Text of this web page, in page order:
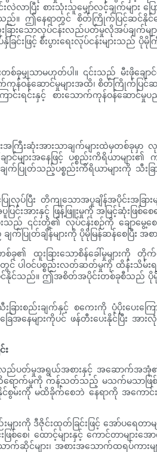
လဲလာပြီး စားသုံးသူမျှော်လင့်ချက်မျ
ဤနေရာတွင် စိတ်ကြိုက်ပြင်ဆင်နိုင်သ
ြားသောလုပ်ငန်းလည်ပတ်မှုလိုအပ်ချက်မ
းဖြင့် စီးပွားရေးလုပ်ငန်းများသည်
စ်ခုမျှသာမဟုတ်ပါ။ ၎င်းသည် မီးဖိုချေ
ဝန်ဆောင်မှုများအထိ၊ စိတ်ကြိုက်ပြင်
ောင်းရင်းနှင့် စားသောက်ကုန်ဝန်ဆော
ကြီးဆုံးအားသာချက်များထဲမှတစ်ခု
ောင်များအနေဖြင့် ပစ္စည်းကိရိယာ
တ်သည့်ပစ္စည်းကိရိယာများကို သီးခြာ
ပ်ပြီး တိကျသောအပူချိန်အပိုင်းအခြာ
အားနှင့် ဖြန့်ဖြူးမှုကို အမြင့်ဆုံးဖြစ်စ
ည် ၎င်းတို့၏ လုပ်ငန်းစဉ်ကို ချောမွေ့စ
ပြုတ်ချိန်များကို ပိုမိုမြန်ဆန်စေပြီ
ခု၏ ထူးခြားသောစိန်ခေါ်မှုများ
ပါဝင်ပစ္စည်းလတ်ဆတ်မှုကို ထိန်းသိမ်းရ
သည်။ ဤအစိတ်အပိုင်းတစ်ခုစီသည် ပိုမိုချ
ားစည်းချက်နှင့် စကေးကို ပံ့ပိုးပေးက
ခြေအနေများကိုပင် ဖန်တီးပေးနို
း
န်းလည်ပတ်မှုအရွယ်အစားနှင့် အဆောက်အ
င့် ထိရောက်မှုကို ကန့်သတ်သည့် မသက်မသာ
စွမ်းကို မထိခိုက်စေဘဲ နေရာကို အကောင်
ျားကို ဒီဇိုင်းထုတ်ခြင်းဖြင့် အော်ပရ
ြစ်စေ၊ ထောင့်များနှင့် ကောင်တာမျ
များ၊ အစားအသောက်ထရပ်ကားမျ